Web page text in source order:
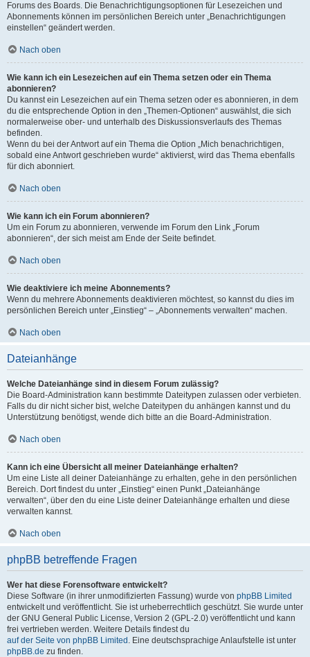
Forums des Boards. Die Benachrichtigungsoptionen für Lesezeichen und
Abonnements können im persönlichen Bereich unter „Benachrichtigungen
einstellen“ geändert werden.
Nach oben
Wie kann ich ein Lesezeichen auf ein Thema setzen oder ein Thema
abonnieren?
Du kannst ein Lesezeichen auf ein Thema setzen oder es abonnieren, in dem
du die entsprechende Option in den „Themen-Optionen“ auswählst, die sich
normalerweise ober- und unterhalb des Diskussionsverlaufs des Themas
befinden.
Wenn du bei der Antwort auf ein Thema die Option „Mich benachrichtigen,
sobald eine Antwort geschrieben wurde“ aktivierst, wird das Thema ebenfalls
für dich abonniert.
Nach oben
Wie kann ich ein Forum abonnieren?
Um ein Forum zu abonnieren, verwende im Forum den Link „Forum
abonnieren“, der sich meist am Ende der Seite befindet.
Nach oben
Wie deaktiviere ich meine Abonnements?
Wenn du mehrere Abonnements deaktivieren möchtest, so kannst du dies im
persönlichen Bereich unter „Einstieg“ – „Abonnements verwalten“ machen.
Nach oben
Dateianhänge
Welche Dateianhänge sind in diesem Forum zulässig?
Die Board-Administration kann bestimmte Dateitypen zulassen oder verbieten.
Falls du dir nicht sicher bist, welche Dateitypen du anhängen kannst und du
Unterstützung benötigst, wende dich bitte an die Board-Administration.
Nach oben
Kann ich eine Übersicht all meiner Dateianhänge erhalten?
Um eine Liste all deiner Dateianhänge zu erhalten, gehe in den persönlichen
Bereich. Dort findest du unter „Einstieg“ einen Punkt „Dateianhänge
verwalten“, über den du eine Liste deiner Dateianhänge erhalten und diese
verwalten kannst.
Nach oben
phpBB betreffende Fragen
Wer hat diese Forensoftware entwickelt?
Diese Software (in ihrer unmodifizierten Fassung) wurde von phpBB Limited
entwickelt und veröffentlicht. Sie ist urheberrechtlich geschützt. Sie wurde unter
der GNU General Public License, Version 2 (GPL-2.0) veröffentlicht und kann
frei vertrieben werden. Weitere Details findest du
auf der Seite von phpBB Limited . Eine deutschsprachige Anlaufstelle ist unter
phpBB.de zu finden.